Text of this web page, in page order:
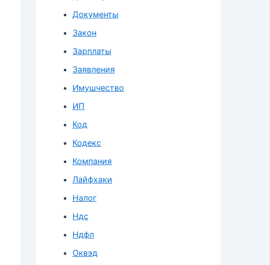
Документы
Закон
Зарплаты
Заявления
Имушчество
ИП
Код
Кодекс
Компания
Лайфхаки
Налог
Ндс
Ндфл
Оквэд